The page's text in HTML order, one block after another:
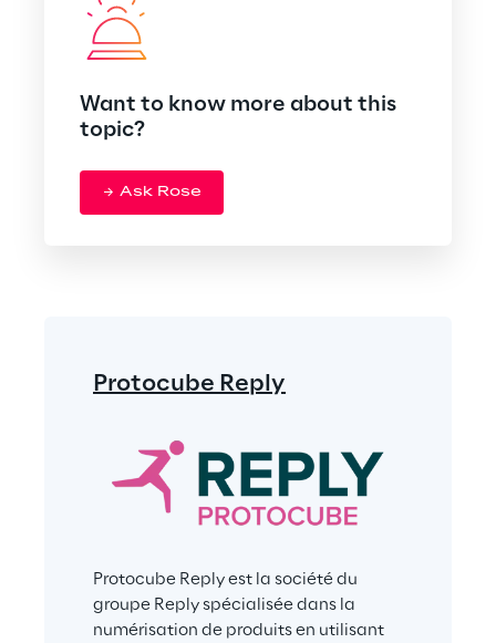
Want to know more about this
topic?
Ask Rose
Protocube Reply
Protocube Reply est la société du
groupe Reply spécialisée dans la
numérisation de produits en utilisant